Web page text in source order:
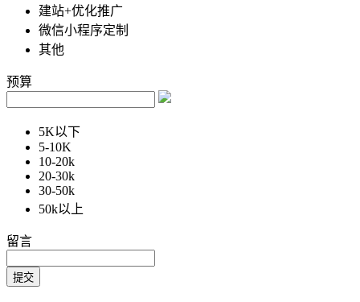
建站+优化推广
微信小程序定制
其他
预算
5K以下
5-10K
10-20k
20-30k
30-50k
50k以上
留言